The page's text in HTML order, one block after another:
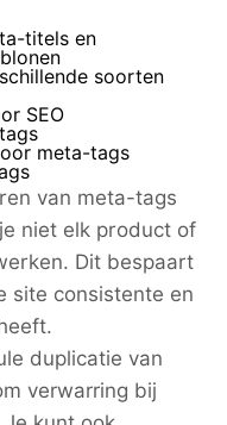
titels en
soorten
SEO
meta-tags
van meta-tags
niet elk product of
Dit bespaart
site consistente en
duplicatie van
verwarring bij